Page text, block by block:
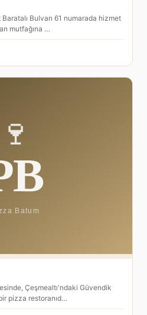
Bulvarı 61 numarada hizmet
mutfağına …
Çeşmealtı'ndaki Güvendik
pizza restoranıd…